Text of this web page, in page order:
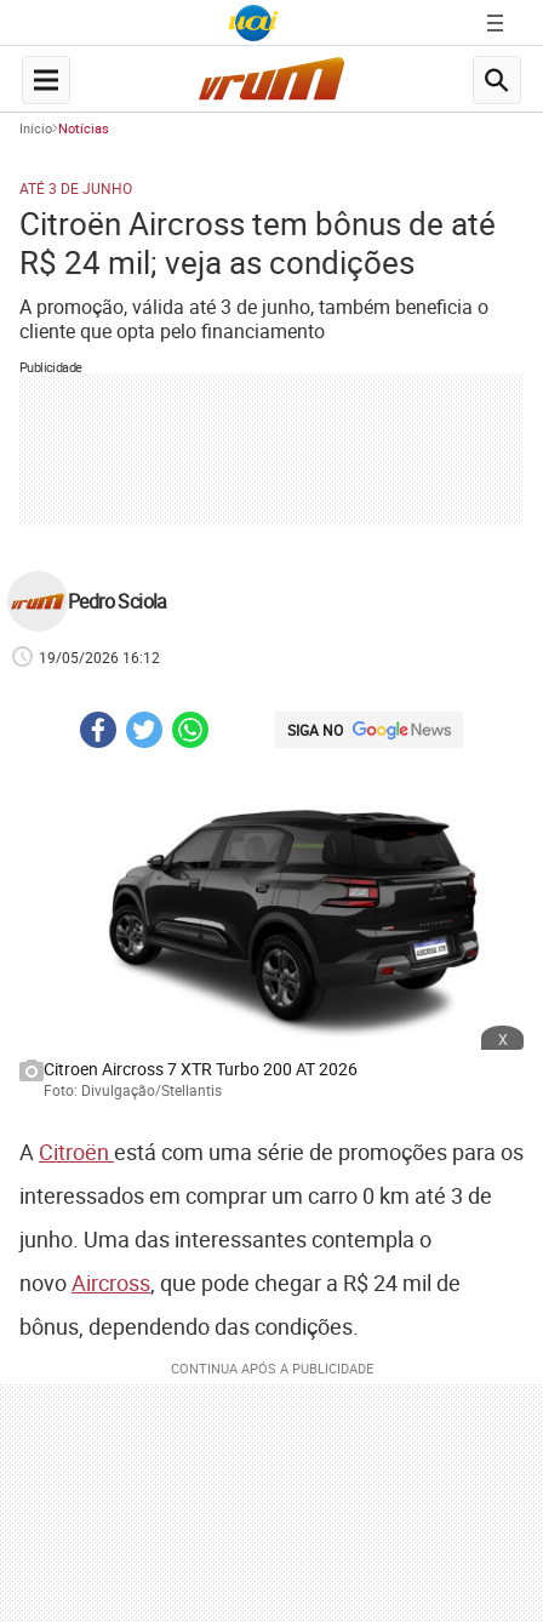
Início Notícias
ATÉ 3 DE JUNHO
Citroën Aircross tem bônus de até
R$ 24 mil; veja as condições
A promoção, válida até 3 de junho, também beneficia o
cliente que opta pelo financiamento
Publicidade
Pedro Sciola
19/05/2026 16:12
SIGA NO
x
Citroen Aircross 7 XTR Turbo 200 AT 2026
Foto: Divulgação/Stellantis
A Citroën está com uma série de promoções para os
interessados em comprar um carro 0 km até 3 de
junho. Uma das interessantes contempla o
novoAircross, que pode chegar a R$ 24 mil de
bônus, dependendo das condições.